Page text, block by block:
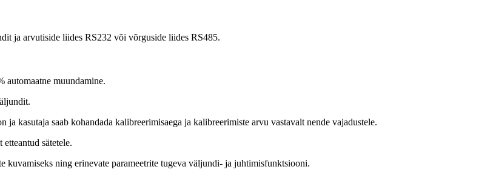
ja arvutiside liides RS232 või võrguside liides RS485.
automaatne muundamine.
kasutaja saab kohandada kalibreerimisaega ja kalibreerimiste arvu vastavalt nende vajadustele.
sätetele.
kuvamiseks ning erinevate parameetrite tugeva väljundi- ja juhtimisfunktsiooni.